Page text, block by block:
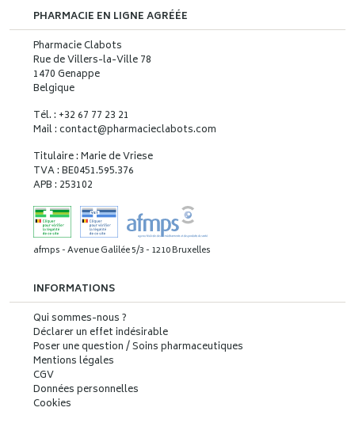
PHARMACIE EN LIGNE AGRÉÉE
Pharmacie Clabots
Rue de Villers-la-Ville 78
1470 Genappe
Belgique
Tél. : +32 67 77 23 21
Mail : contact@pharmacieclabots.com
Titulaire : Marie de Vriese
TVA : BE0451.595.376
APB : 253102
afmps - Avenue Galilée 5/3 - 1210 Bruxelles
INFORMATIONS
Qui sommes-nous ?
Déclarer un effet indésirable
Poser une question / Soins pharmaceutiques
Mentions légales
CGV
Données personnelles
Cookies